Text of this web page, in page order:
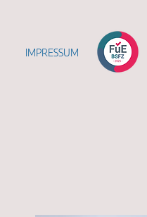
IMPRESSUM